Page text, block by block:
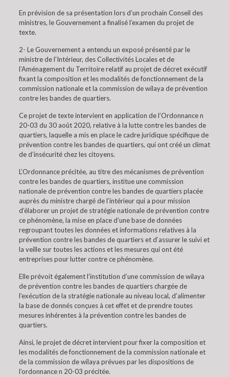
En prévision de sa présentation lors d’un prochain Conseil des
ministres, le Gouvernement a finalisé l’examen du projet de
texte.
2- Le Gouvernement a entendu un exposé présenté par le
ministre de l’Intérieur, des Collectivités Locales et de
l’Aménagement du Territoire relatif au projet de décret exécutif
fixant la composition et les modalités de fonctionnement de la
commission nationale et la commission de wilaya de prévention
contre les bandes de quartiers.
Ce projet de texte intervient en application de l’Ordonnance n
20-03 du 30 août 2020, relative à la lutte contre les bandes de
quartiers, laquelle a mis en place le cadre juridique spécifique de
prévention contre les bandes de quartiers, qui ont créé un climat
de d’insécurité chez les citoyens.
L’Ordonnance précitée, au titre des mécanismes de prévention
contre les bandes de quartiers, institue une commission
nationale de prévention contre les bandes de quartiers placée
auprès du ministre chargé de l’intérieur qui a pour mission
d’élaborer un projet de stratégie nationale de prévention contre
ce phénomène, la mise en place d’une base de données
regroupant toutes les données et informations relatives à la
prévention contre les bandes de quartiers et d’assurer le suivi et
la veille sur toutes les actions et les mesures qui ont été
entreprises pour lutter contre ce phénomène.
Elle prévoit également l’institution d’une commission de wilaya
de prévention contre les bandes de quartiers chargée de
l’exécution de la stratégie nationale au niveau local, d’alimenter
la base de donnés conçues à cet effet et de prendre toutes
mesures inhérentes à la prévention contre les bandes de
quartiers.
Ainsi, le projet de décret intervient pour fixer la composition et
les modalités de fonctionnement de la commission nationale et
de la commission de wilaya prévues par les dispositions de
l’ordonnance n 20-03 précitée.